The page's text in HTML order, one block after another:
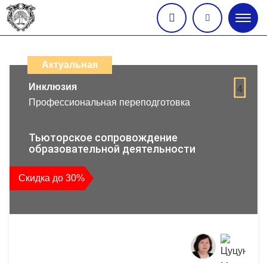
меню
дистанционных
образовательных
повышения
квалификации
и
профессиональной
Актуальная
4
Инклюзия
Профессиональная переподготовка
Тьюторское сопровождение
образовательной деятельности
Скидка до 30%